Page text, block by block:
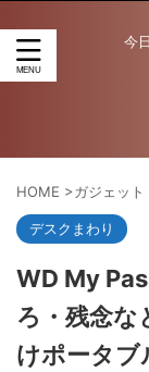
今
HOME >ガジェット
デスクまわり
WD My
ろ・残念な
けポータブ